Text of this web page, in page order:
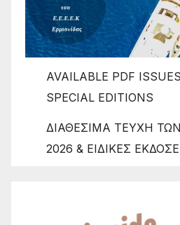
AVAILABLE PDF
SPECIAL EDITIONS
ΔΙΑΘΕΣΙΜΑ ΤΕΥΧΗ
2026 & ΕΙΔΙΚΕΣ